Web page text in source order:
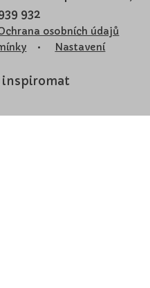
932
osobních údajů
• Nastavení
inspiromat